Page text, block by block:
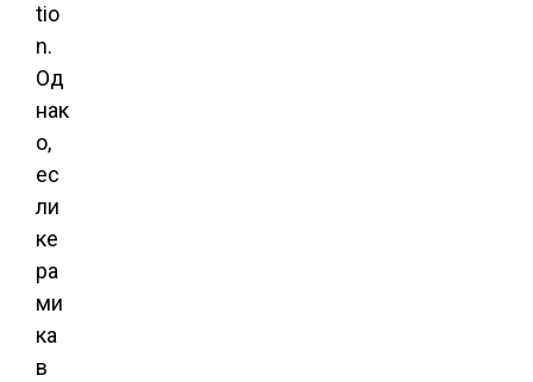
tio
n.
Од
нак
о,
ес
ли
ке
ра
ми
ка
в